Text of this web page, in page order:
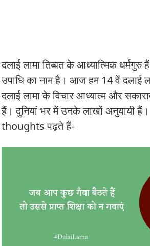
दलाई लामा तिब्बत के आध्यात्मिक धर्मगुरु
उपाधि का नाम है। आज हम 14 वें दलाई
दलाई लामा के विचार आध्यात्म और
हैं। दुनियां भर में उनके लाखों अनुयायी
thoughts पढ़ते हैं-